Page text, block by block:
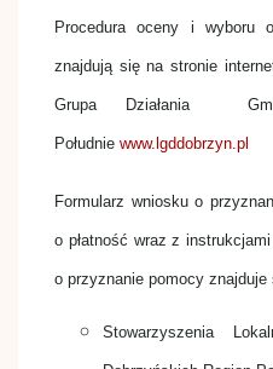
Procedura oceny i wyboru
znajdują się na stronie
Grupa Działania
Południe www.lgddobrzyn.pl
Formularz wniosku o
o płatność wraz z
o przyznanie pomocy
Stowarzyszenia